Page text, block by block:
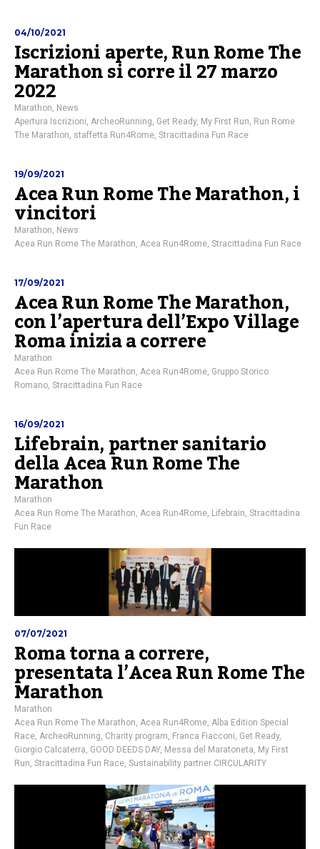
04/10/2021
Iscrizioni aperte, Run Rome The
Marathon si corre il 27 marzo
2022
Marathon News
Apertura Iscrizioni ArcheoRunning Get Ready, My First Run Run Rome
The Marathon staffetta Run4Rome Stracittadina Fun Race
19/09/2021
Acea Run Rome The Marathon, i
vincitori
Marathon News
Acea Run Rome The Marathon Acea Run4Rome Stracittadina Fun Race
17/09/2021
Acea Run Rome The Marathon,
con l’apertura dell’Expo Village
Roma inizia a correre
Marathon
Acea Run Rome The Marathon Acea Run4Rome Gruppo Storico
Romano Stracittadina Fun Race
16/09/2021
Lifebrain, partner sanitario
della Acea Run Rome The
Marathon
Marathon
Acea Run Rome The Marathon Acea Run4Rome Lifebrain Stracittadina
Fun Race
07/07/2021
Roma torna a correre,
presentata l’Acea Run Rome The
Marathon
Marathon
Acea Run Rome The Marathon, Acea Run4Rome, Alba Edition Special
Race, ArcheoRunning, Charity program, Franca Fiacconi, Get Ready,
Giorgio Calcaterra, GOOD DEEDS DAY, Messa del Maratoneta, My First
Run, Stracittadina Fun Race, Sustainability partner CIRCULARITY